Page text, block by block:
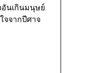
นเกินมนุษย์
จจากปีศาจ